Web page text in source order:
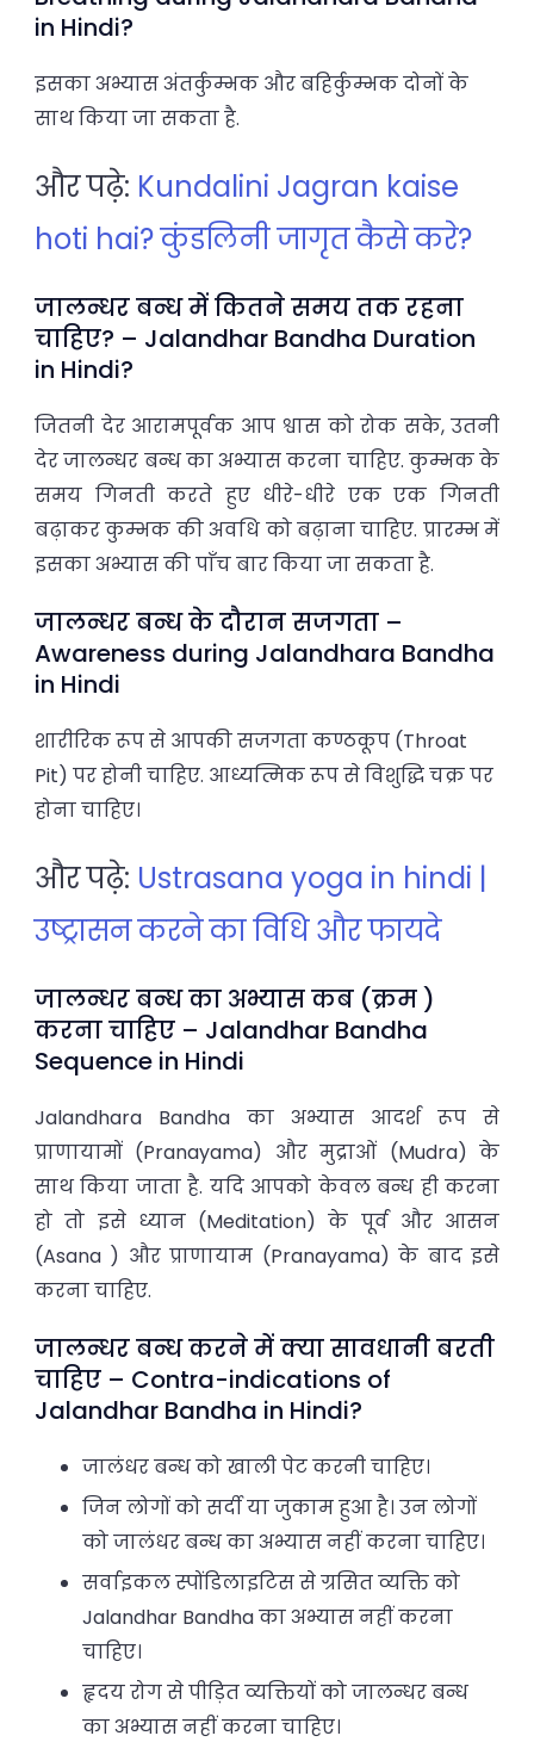
in Hindi?
इसका अभ्यास अंतर्कुम्भक और बहिर्कुम्भक दोनों के
साथ किया जा सकता है.
और पढ़े: Kundalini Jagran kaise
hoti hai? कुंडलिनी जागृत कैसे करे?
जालन्धर बन्ध में कितने समय तक रहना
चाहिए? – Jalandhar Bandha Duration
in Hindi?
जितनी देर आरामपूर्वक आप श्वास को रोक सके, उतनी
देर जालन्धर बन्ध का अभ्यास करना चाहिए. कुम्भक के
समय गिनती करते हुए धीरे-धीरे एक एक गिनती
बढ़ाकर कुम्भक की अवधि को बढ़ाना चाहिए. प्रारम्भ में
इसका अभ्यास की पाँच बार किया जा सकता है.
जालन्धर बन्ध के दौरान सजगता –
Awareness during Jalandhara Bandha
in Hindi
शारीरिक रूप से आपकी सजगता कण्ठकूप (Throat
Pit) पर होनी चाहिए. आध्यत्मिक रूप से विशुद्धि चक्र पर
होना चाहिए।
और पढ़े: Ustrasana yoga in hindi |
उष्ट्रासन करने का विधि और फायदे
जालन्धर बन्ध का अभ्यास कब (क्रम )
करना चाहिए – Jalandhar Bandha
Sequence in Hindi
Jalandhara Bandha का अभ्यास आदर्श रूप से
प्राणायामों (Pranayama) और मुद्राओं (Mudra) के
साथ किया जाता है. यदि आपको केवल बन्ध ही करना
हो तो इसे ध्यान (Meditation) के पूर्व और आसन
(Asana ) और प्राणायाम (Pranayama) के बाद इसे
करना चाहिए.
जालन्धर बन्ध करने में क्या सावधानी बरती
चाहिए – Contra-indications of
Jalandhar Bandha in Hindi?
जालंधर बन्ध को खाली पेट करनी चाहिए।
जिन लोगों को सर्दी या जुकाम हुआ है। उन लोगों
को जालंधर बन्ध का अभ्यास नहीं करना चाहिए।
सर्वाइकल स्पोंडिलाइटिस से ग्रसित व्यक्ति को
Jalandhar Bandha का अभ्यास नहीं करना
चाहिए।
हृदय रोग से पीड़ित व्यक्तियों को जालन्धर बन्ध
का अभ्यास नहीं करना चाहिए।